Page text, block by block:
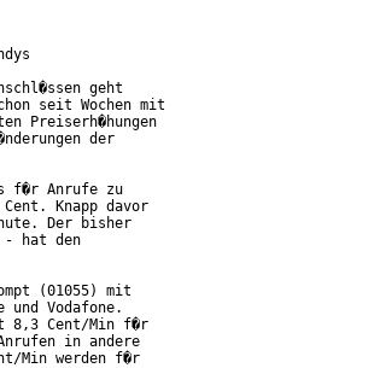
geht
seit Wochen mit
Preiserh�hungen
der
f�r Anrufe zu
Knapp davor
Der bisher
- hat den
(01055) mit
Vodafone.
8,3 Cent/Min f�r
in andere
Min werden f�r